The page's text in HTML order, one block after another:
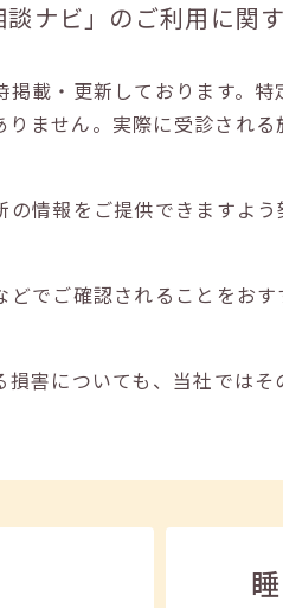
談ナビ」の ご利用に関
載・更新しております。
ません。実際に受診され
情報をご提供できますよ
でご確認されることをお
害についても、当社では